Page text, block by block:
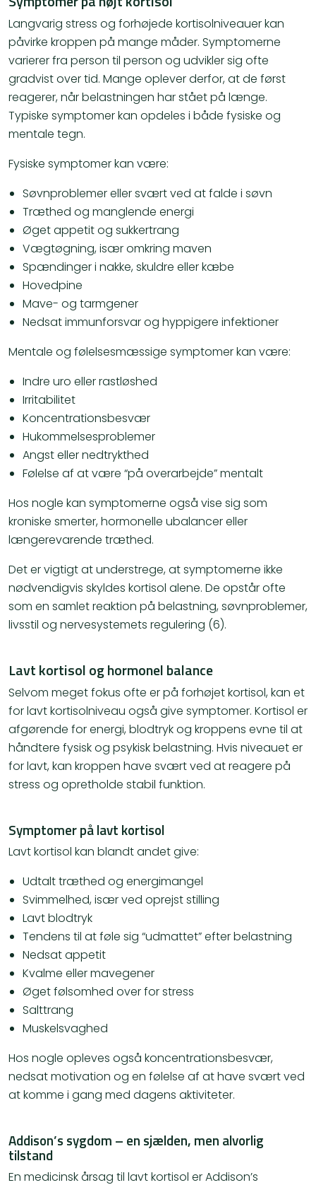
Langvarig stress og forhøjede kortisolniveauer kan
påvirke kroppen på mange måder. Symptomerne
varierer fra person til person og udvikler sig ofte
gradvist over tid. Mange oplever derfor, at de først
reagerer, når belastningen har stået på længe.
Typiske symptomer kan opdeles i både fysiske og
mentale tegn.
Fysiske symptomer kan være:
Søvnproblemer eller svært ved at falde i søvn
Træthed og manglende energi
Øget appetit og sukkertrang
Vægtøgning, især omkring maven
Spændinger i nakke, skuldre eller kæbe
Hovedpine
Mave- og tarmgener
Nedsat immunforsvar og hyppigere infektioner
Mentale og følelsesmæssige symptomer kan være:
Indre uro eller rastløshed
Irritabilitet
Koncentrationsbesvær
Hukommelsesproblemer
Angst eller nedtrykthed
Følelse af at være “på overarbejde” mentalt
Hos nogle kan symptomerne også vise sig som
kroniske smerter, hormonelle ubalancer eller
længerevarende træthed.
Det er vigtigt at understrege, at symptomerne ikke
nødvendigvis skyldes kortisol alene. De opstår ofte
som en samlet reaktion på belastning, søvnproblemer,
livsstil og nervesystemets regulering (6).
Lavt kortisol og hormonel balance
Selvom meget fokus ofte er på forhøjet kortisol, kan et
for lavt kortisolniveau også give symptomer. Kortisol er
afgørende for energi, blodtryk og kroppens evne til at
håndtere fysisk og psykisk belastning. Hvis niveauet er
for lavt, kan kroppen have svært ved at reagere på
stress og opretholde stabil funktion.
Symptomer på lavt kortisol
Lavt kortisol kan blandt andet give:
Udtalt træthed og energimangel
Svimmelhed, især ved oprejst stilling
Lavt blodtryk
Tendens til at føle sig “udmattet” efter belastning
Nedsat appetit
Kvalme eller mavegener
Øget følsomhed over for stress
Salttrang
Muskelsvaghed
Hos nogle opleves også koncentrationsbesvær,
nedsat motivation og en følelse af at have svært ved
at komme i gang med dagens aktiviteter.
Addison’s sygdom – en sjælden, men alvorlig
tilstand
En medicinsk årsag til lavt kortisol er Addison’s